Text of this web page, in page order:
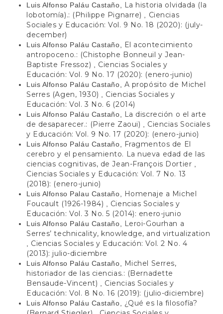
Luis Alfonso Paláu Castaño,
La historia olvidada (la
lobotomía).: (Philippe Pignarre)
Ciencias
Sociales y Educación: Vol. 9 No. 18 (2020): (july-
december)
Luis Alfonso Paláu Castaño,
El acontecimiento
antropoceno.: (Chistophe Bonneuil y Jean-
Baptiste Fressoz)
Ciencias Sociales y
Educación: Vol. 9 No. 17 (2020): (enero-junio)
Luis Alfonso Paláu Castaño, A propósito de Michel
Serres (Agen, 1930)
Ciencias Sociales y
Educación: Vol. 3 No. 6 (2014)
Luis Alfonso Paláu Castaño,
La discreción o el arte
de desaparecer.: (Pierre Zaoui)
Ciencias Sociales
y Educación: Vol. 9 No. 17 (2020): (enero-junio)
Luis Alfonso Paláu Castaño,
Fragmentos de El
cerebro y el pensamiento. La nueva edad de las
ciencias cognitivas, de Jean-François Dortier
Ciencias Sociales y Educación: Vol. 7 No. 13
(2018): (enero-junio)
Luis Alfonso Palau Castaño,
Homenaje a Michel
Foucault (1926-1984)
Ciencias Sociales y
Educación: Vol. 3 No. 5 (2014): enero-junio
Luis Alfonso Paláu Castaño,
Leroi-Gourhan a
Serres’ technicality, knowledge, and virtualization
Ciencias Sociales y Educación: Vol. 2 No. 4
(2013): julio-diciembre
Luis Alfonso Paláu Castaño,
Michel Serres,
historiador de las ciencias.: (Bernadette
Bensaude-Vincent)
Ciencias Sociales y
Educación: Vol. 8 No. 16 (2019): (julio-diciembre)
Luis Alfonso Paláu Castaño, ¿Qué es la filosofía?